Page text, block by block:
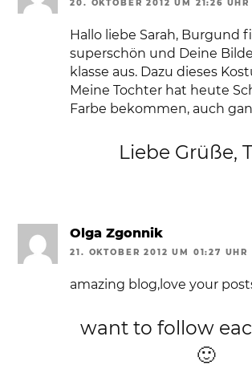
20. OKTOBER 2012 UM 21:26 UHR
Hallo liebe Sarah, Burgund
superschön und Deine
klasse aus. Dazu dieses
Meine Tochter hat heute
Farbe bekommen, auch
Liebe Grüße,
Olga Zgonnik
21. OKTOBER 2012 UM 01:27 UHR
amazing blog,love your
want to follow
🙂